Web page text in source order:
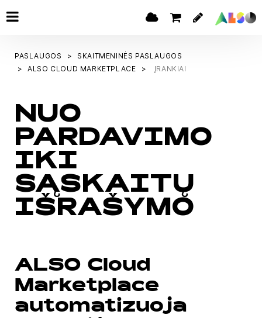
PASLAUGOS
SKAITMENINĖS PASLAUGOS
ALSO CLOUD MARKETPLACE
ĮRANKIAI
NUO
PARDAVIMO
IKI
SĄSKAITŲ
IŠRAŠYMO
ALSO Cloud
Marketplace
automatizuoja